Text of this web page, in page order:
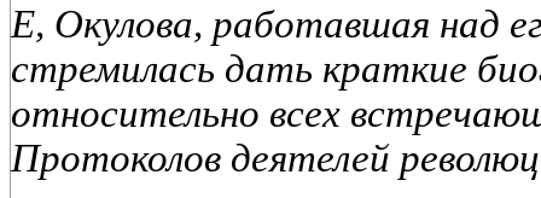
Е, Окулова, работавшая над
стремилась дать краткие
относительно всех
Протоколов деятелей